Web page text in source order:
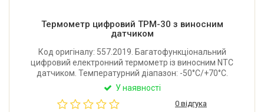
Термометр цифровий TPM-30 з виносним
датчиком
Код оригіналу: 557.2019. Багатофункціональний
цифровий електронний термометр із виносним NTC
датчиком. Температурний діапазон: -50°C/+70°C.
Довжина дрота: 1 м. Батарейка LR44 1.5V у
У наявності
0 відгука